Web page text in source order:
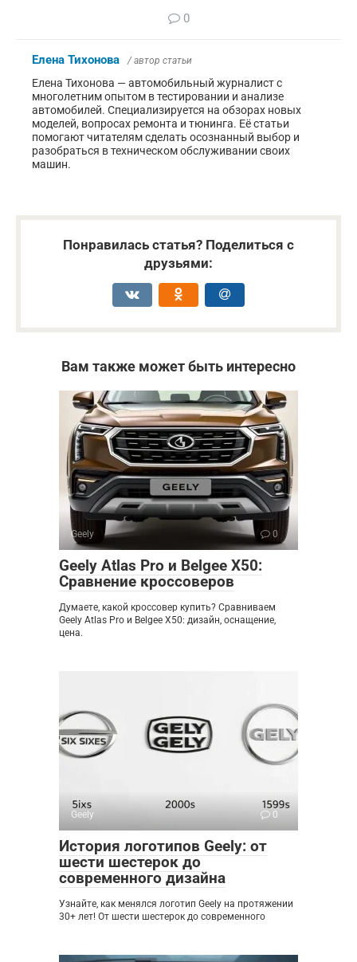
0
Елена Тихонова / автор статьи
Елена Тихонова — автомобильный журналист с
многолетним опытом в тестировании и анализе
автомобилей. Специализируется на обзорах новых
моделей, вопросах ремонта и тюнинга. Её статьи
помогают читателям сделать осознанный выбор и
разобраться в техническом обслуживании своих
машин.
Понравилась статья? Поделиться с
друзьями:
Вам также может быть интересно
Geely 0
Geely Atlas Pro и Belgee X50:
Сравнение кроссоверов
Думаете, какой кроссовер купить? Сравниваем
Geely Atlas Pro и Belgee X50: дизайн, оснащение,
цена.
Geely 0
История логотипов Geely: от
шести шестерок до
современного дизайна
Узнайте, как менялся логотип Geely на протяжении
30+ лет! От шести шестерок до современного